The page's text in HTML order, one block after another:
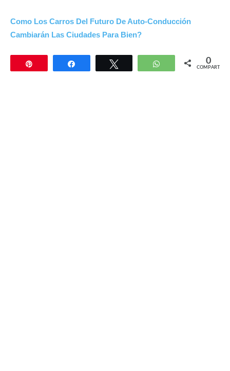
Como Los Carros Del Futuro De Auto-Conducción
Cambiarán Las Ciudades Para Bien?
Compartir WhatsApp 0
COMPARTIR